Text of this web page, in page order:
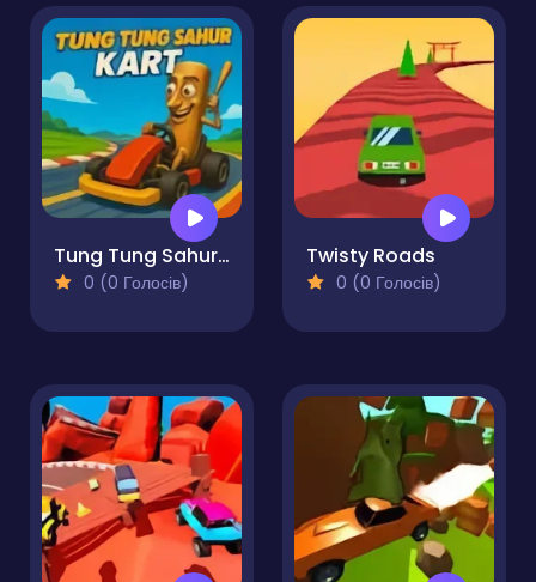
Tung Tung Sahur Kart
0 (0 Голосів)
Twisty Roads
0 (0 Голосів)